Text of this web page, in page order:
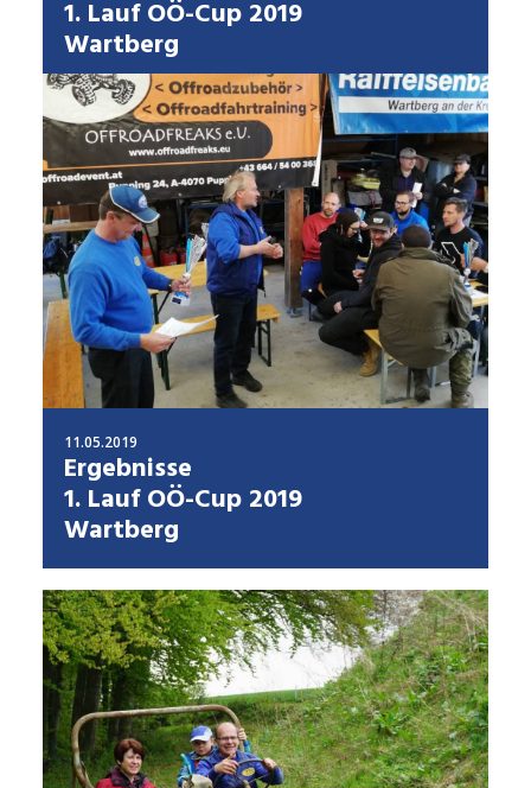
1. Lauf OÖ-Cup 2019
Wartberg
11.05.2019
Ergebnisse
1. Lauf OÖ-Cup 2019
Wartberg